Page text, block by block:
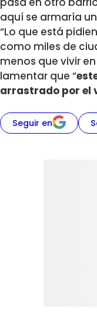
aquí se armaría
“Lo que está
como miles de
menos que vivir
lamentar que “
arrastrado por el
Seguir en